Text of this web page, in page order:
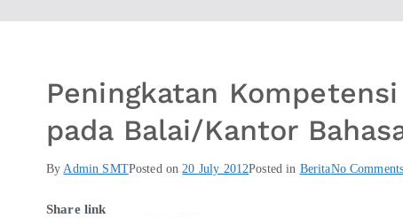
Peningkatan
pada Balai/Kantor
ByAdmin SMTPosted on20 July 2012Posted in BeritaNo Comments
Share link